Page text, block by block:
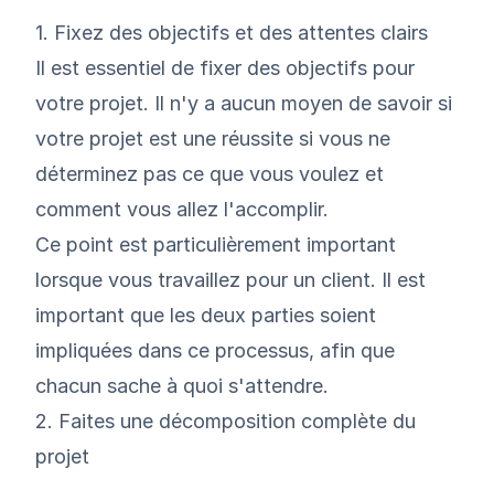
1. Fixez des objectifs et des attentes clairs
Il est essentiel de fixer des objectifs pour
votre projet. Il n'y a aucun moyen de savoir si
votre projet est une réussite si vous ne
déterminez pas ce que vous voulez et
comment vous allez l'accomplir.
Ce point est particulièrement important
lorsque vous travaillez pour un client. Il est
important que les deux parties soient
impliquées dans ce processus, afin que
chacun sache à quoi s'attendre.
2. Faites une décomposition complète du
projet